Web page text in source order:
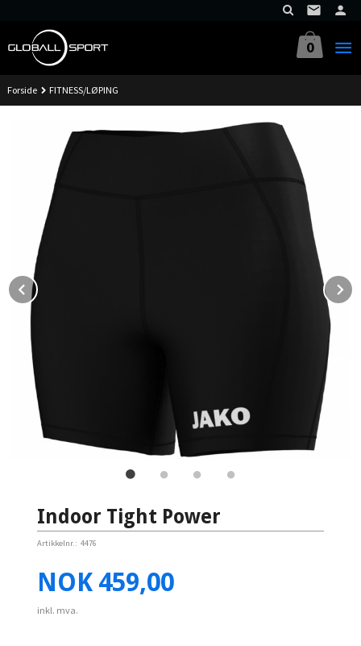
innholdet
0
Forside FITNESS/LØPING
Prev
Indoor Tight Power
Artikkelnr.: 4476
Pris
NOK 459,00
inkl. mva.